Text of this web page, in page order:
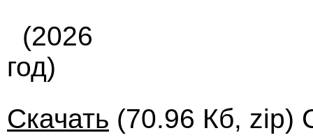
(2026
год)
Скачать (70.96 Кб, zip)